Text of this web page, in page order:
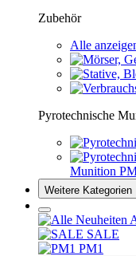
Zubehör
Alle
Pyrotechnische
Munition
Weitere Kategorien
SALE
PM1